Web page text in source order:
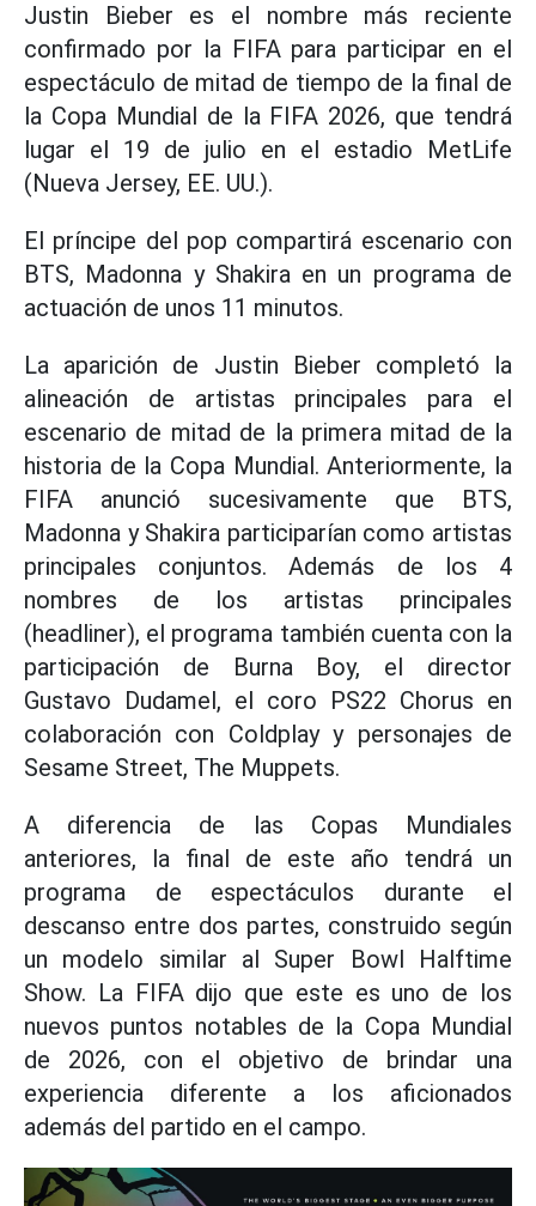
Justin Bieber es el nombre más reciente
confirmado por la FIFA para participar en el
espectáculo de mitad de tiempo de la final de
la Copa Mundial de la FIFA 2026, que tendrá
lugar el 19 de julio en el estadio MetLife
(Nueva Jersey, EE. UU.).
El príncipe del pop compartirá escenario con
BTS, Madonna y Shakira en un programa de
actuación de unos 11 minutos.
La aparición de Justin Bieber completó la
alineación de artistas principales para el
escenario de mitad de la primera mitad de la
historia de la Copa Mundial. Anteriormente, la
FIFA anunció sucesivamente que BTS,
Madonna y Shakira participarían como artistas
principales conjuntos. Además de los 4
nombres de los artistas principales
(headliner), el programa también cuenta con la
participación de Burna Boy, el director
Gustavo Dudamel, el coro PS22 Chorus en
colaboración con Coldplay y personajes de
Sesame Street, The Muppets.
A diferencia de las Copas Mundiales
anteriores, la final de este año tendrá un
programa de espectáculos durante el
descanso entre dos partes, construido según
un modelo similar al Super Bowl Halftime
Show. La FIFA dijo que este es uno de los
nuevos puntos notables de la Copa Mundial
de 2026, con el objetivo de brindar una
experiencia diferente a los aficionados
además del partido en el campo.